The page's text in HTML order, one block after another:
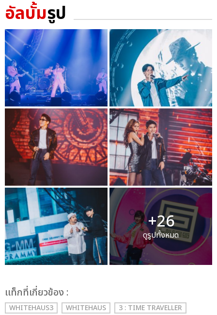
อัลบั้มรูป
+26
ดูรูปทั้งหมด
เเท็กที่เกี่ยวข้อง :
WHITEHAUS3 WHITEHAUS
3 : TIME TRAVELLER